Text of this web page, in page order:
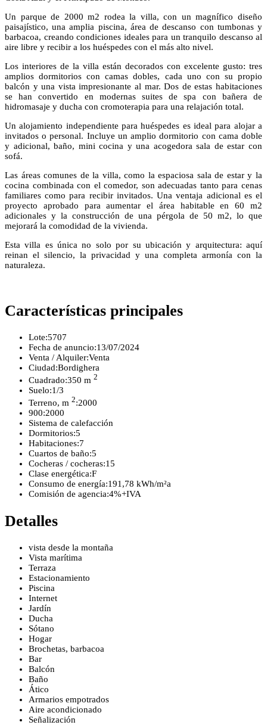
Un parque de 2000 m2 rodea la villa, con un magnífico diseño
paisajístico, una amplia piscina, área de descanso con tumbonas y
barbacoa, creando condiciones ideales para un tranquilo descanso al
aire libre y recibir a los huéspedes con el más alto nivel.
Los interiores de la villa están decorados con excelente gusto: tres
amplios dormitorios con camas dobles, cada uno con su propio
balcón y una vista impresionante al mar. Dos de estas habitaciones
se han convertido en modernas suites de spa con bañera de
hidromasaje y ducha con cromoterapia para una relajación total.
Un alojamiento independiente para huéspedes es ideal para alojar a
invitados o personal. Incluye un amplio dormitorio con cama doble
y adicional, baño, mini cocina y una acogedora sala de estar con
sofá.
Las áreas comunes de la villa, como la espaciosa sala de estar y la
cocina combinada con el comedor, son adecuadas tanto para cenas
familiares como para recibir invitados. Una ventaja adicional es el
proyecto aprobado para aumentar el área habitable en 60 m2
adicionales y la construcción de una pérgola de 50 m2, lo que
mejorará la comodidad de la vivienda.
Esta villa es única no solo por su ubicación y arquitectura: aquí
reinan el silencio, la privacidad y una completa armonía con la
naturaleza.
Características principales
Lote:5707
Fecha de anuncio:13/07/2024
Venta / Alquiler:Venta
Ciudad:Bordighera
Cuadrado:350 m 2
Suelo:1/3
Terreno, m 2:2000
900:2000
Sistema de calefacción
Dormitorios:5
Habitaciones:7
Cuartos de baño:5
Cocheras / cocheras:15
Clase energética:F
Consumo de energía:191,78 kWh/m²a
Comisión de agencia:4%+IVA
Detalles
vista desde la montaña
Vista marítima
Terraza
Estacionamiento
Piscina
Internet
Jardín
Ducha
Sótano
Hogar
Brochetas, barbacoa
Bar
Balcón
Baño
Ático
Armarios empotrados
Aire acondicionado
Señalización